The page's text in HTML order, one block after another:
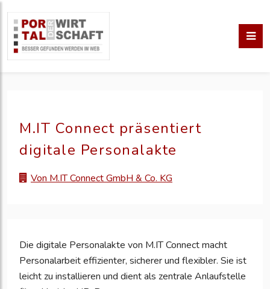
M.IT Connect präsentiert
digitale Personalakte
Von M.IT Connect GmbH & Co. KG
Die digitale Personalakte von M.IT Connect macht
Personalarbeit effizienter, sicherer und flexibler. Sie ist
leicht zu installieren und dient als zentrale Anlaufstelle